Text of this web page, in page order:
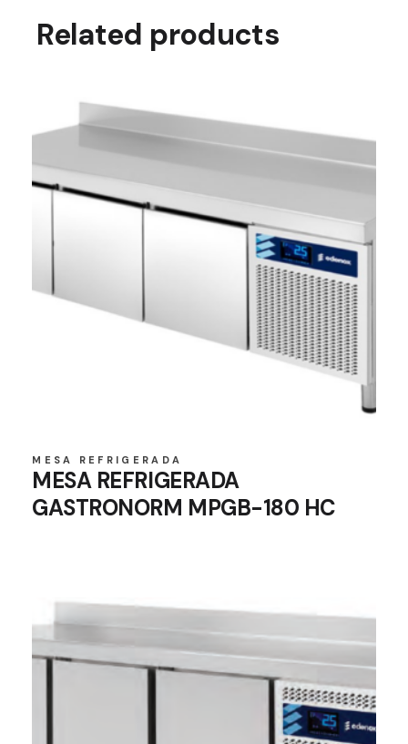
Related products
MESA REFRIGERADA
MESA REFRIGERADA
GASTRONORM MPGB-180 HC